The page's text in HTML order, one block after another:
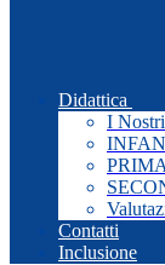
Didattica
I
Contatti
Inclusione